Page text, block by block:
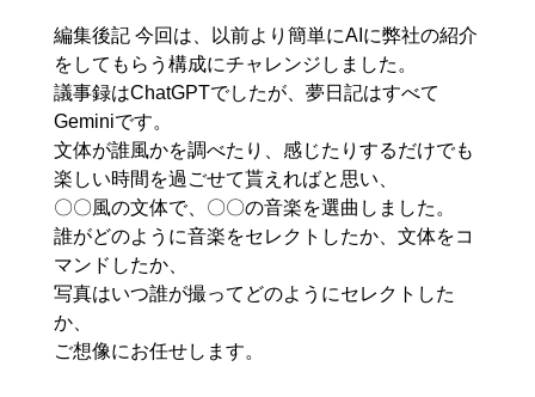
編集後記 今回は、以前より簡単にAIに弊社の紹介
をしてもらう構成にチャレンジしました。
議事録はChatGPTでしたが、夢日記はすべて
Geminiです。
文体が誰風かを調べたり、感じたりするだけでも
楽しい時間を過ごせて貰えればと思い、
〇〇風の文体で、〇〇の音楽を選曲しました。
誰がどのように音楽をセレクトしたか、文体をコ
マンドしたか、
写真はいつ誰が撮ってどのようにセレクトした
か、
ご想像にお任せします。